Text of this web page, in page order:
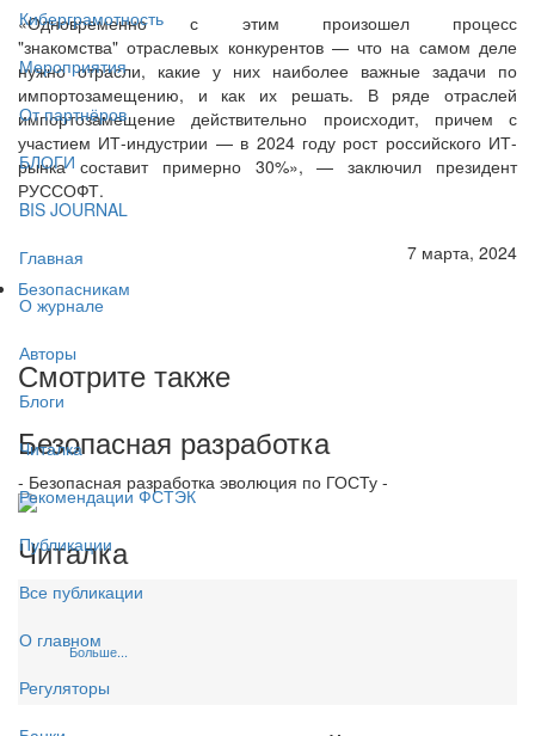
Киберграмотность
Мероприятия
От партнёров
БЛОГИ
BIS JOURNAL
Главная
О журнале
Авторы
Блоги
Читалка
Рекомендации ФСТЭК
Публикации
Все публикации
О главном
Регуляторы
«Одновременно с этим произошел процесс
"знакомства" отраслевых конкурентов — что на самом деле
нужно отрасли, какие у них наиболее важные задачи по
импортозамещению, и как их решать. В ряде отраслей
импортозамещение действительно происходит, причем с
участием ИТ-индустрии — в 2024 году рост российского ИТ-
рынка составит примерно 30%», — заключил президент
РУССОФТ.
7 марта, 2024
Безопасникам
Смотрите также
Безопасная разработка
- Безопасная разработка эволюция по ГОСТу -
Читалка
Больше...